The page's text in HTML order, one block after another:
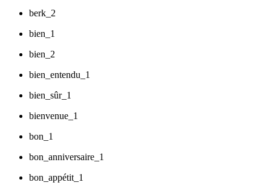
berk_2
bien_1
bien_2
bien_entendu_1
bien_sûr_1
bienvenue_1
bon_1
bon_anniversaire_1
bon_appétit_1